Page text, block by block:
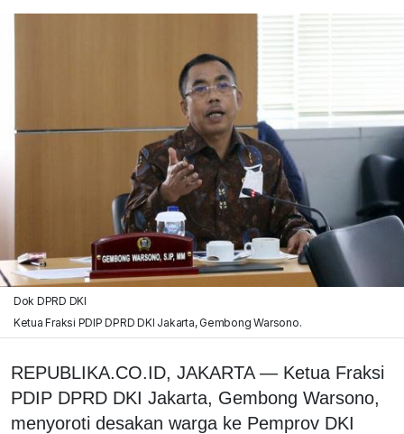
Dok DPRD DKI
Ketua Fraksi PDIP DPRD DKI Jakarta, Gembong Warsono.
REPUBLIKA.CO.ID, JAKARTA — Ketua Fraksi
PDIP DPRD DKI Jakarta, Gembong Warsono,
menyoroti desakan warga ke Pemprov DKI